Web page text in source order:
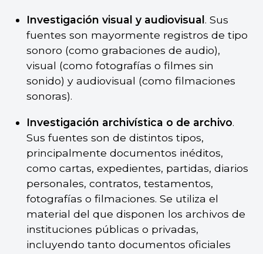
Investigación visual y audiovisual. Sus
fuentes son mayormente registros de tipo
sonoro (como grabaciones de audio),
visual (como fotografías o filmes sin
sonido) y audiovisual (como filmaciones
sonoras).
Investigación archivística o de archivo.
Sus fuentes son de distintos tipos,
principalmente documentos inéditos,
como cartas, expedientes, partidas, diarios
personales, contratos, testamentos,
fotografías o filmaciones. Se utiliza el
material del que disponen los archivos de
instituciones públicas o privadas,
incluyendo tanto documentos oficiales